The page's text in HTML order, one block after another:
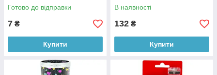
Готово до відправки
7 ₴
Купити
В наявності
132 ₴
Купити